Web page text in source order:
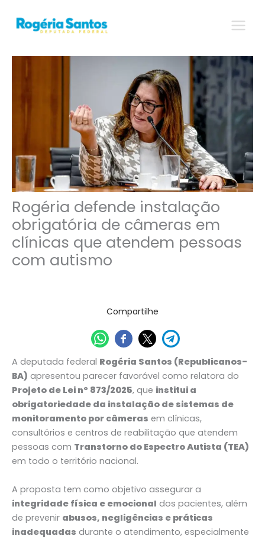
para
Rogéria defende instalação
obrigatória de câmeras em
clínicas que atendem pessoas
com autismo
Compartilhe
A deputada federal Rogéria Santos (Republicanos-
BA) apresentou parecer favorável como relatora do
Projeto de Lei nº 873/2025, que institui a
obrigatoriedade da instalação de sistemas de
monitoramento por câmeras em clínicas,
consultórios e centros de reabilitação que atendem
pessoas com Transtorno do Espectro Autista (TEA)
em todo o território nacional.
A proposta tem como objetivo assegurar a
integridade física e emocional dos pacientes, além
de prevenir abusos, negligências e práticas
inadequadas durante o atendimento, especialmente